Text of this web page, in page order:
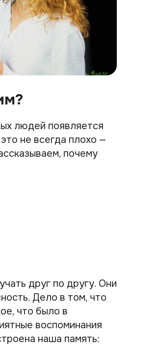
людей появляется
не всегда плохо —
почему
друг по другу. Они
Дело в том, что
что было в
воспоминания
наша память: